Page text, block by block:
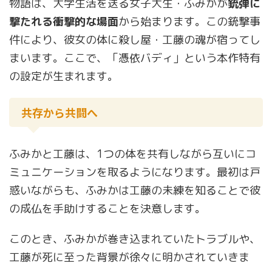
物語は、大学生活を送る女子大生・ふみかが銃弾に
撃たれる衝撃的な場面から始まります。この銃撃事
件により、彼女の体に殺し屋・工藤の魂が宿ってし
まいます。ここで、「憑依バディ」という本作特有
の設定が生まれます。
共存から共闘へ
ふみかと工藤は、1つの体を共有しながら互いにコ
ミュニケーションを取るようになります。最初は戸
惑いながらも、ふみかは工藤の未練を知ることで彼
の成仏を手助けすることを決意します。
このとき、ふみかが巻き込まれていたトラブルや、
工藤が死に至った背景が徐々に明かされていきま